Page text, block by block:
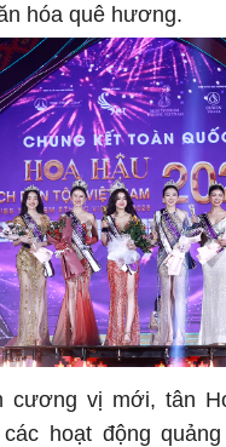
hóa quê hương.
cương vị mới, tân
các hoạt động